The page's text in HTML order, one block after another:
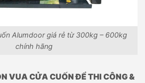
Alumdoor giá rẻ từ 300kg – 600kg
chính hãng
VUA CỬA CUỐN ĐỂ THI CÔNG &